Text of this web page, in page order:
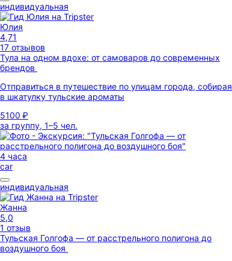
индивидуальная
Юлия
4,71
17 отзывов
Тула на одном вдохе: от самоваров до современных
брендов
Отправиться в путешествие по улицам города, собирая
в шкатулку тульские ароматы
5100 ₽
за группу, 1–5 чел.
4 часа
car
индивидуальная
Жанна
5,0
1 отзыв
Тульская Голгофа — от расстрельного полигона до
воздушного боя